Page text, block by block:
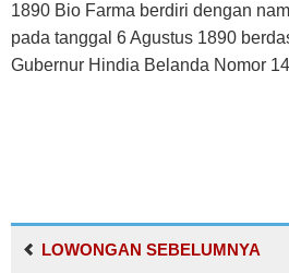
1890 Bio Farma berdiri dengan
pada tanggal 6 Agustus 1890
Gubernur Hindia Belanda Nomor
LOWONGAN SEBELUMNYA